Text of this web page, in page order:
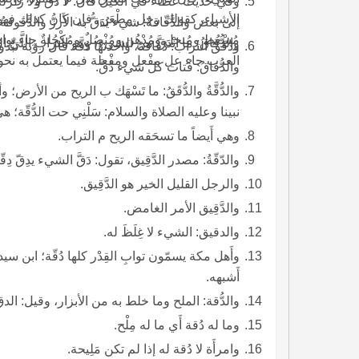
الأشياء، كقولك رجل مِطْعَن، فإن كان كذلك
مُسْعُط ومُنخل ومُدْهُن ومُنْصُلٌ ومُكْحُلةٌ جاء
العرب جاء عل مِفْعل ومفْعلة فيما يعتمل به
إلى بعض والدَّقّاقةُ: شيء يُدَقُّ به الأَرزُّ
والدُّقاقُ: ما انْدَقَّ من الشيء، وهو التراب
ودُقَقُ التراب: دُقاقهُ، واحدتها دُقَّة قال رؤبة
والدُّقاقُ: فُتات كل شيء دُقَّ.
نبينا وعليه الصلاة والسلام: سَلْنِي حت الدُّقّة؛
وهي أَيضاً ما تسحَقه الريح م التراب.
والدّقّةُ: مصدر الدَّقِيق، تقول: دَقَّ الشيء يدِقّ
والرجل القليل الخير هو الدَّقِيق.
والدَّقِيق الأمر الغامض.
والدقيق: الشيء لا غِلَظَ له.
أَشبهه.
والدُّقة: الملح وما خلط به من الأبزار، وقيل: الدق الملح المدقوق وحده.
وما له دُقة أَي ما له مِلْح.
وامرأَة لا دُقة له إذا لم تكن مَلِيحة.